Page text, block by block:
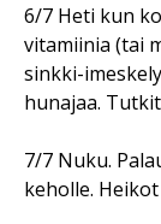
6/7 Heti kun
vitamiinia (tai
sinkki-
hunajaa.
7/7 Nuku.
keholle.